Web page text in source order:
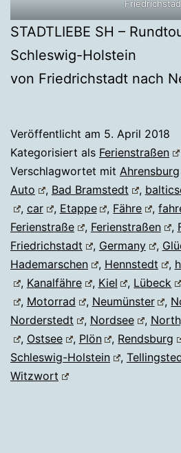
STADTLIEBE SH –
Schleswig-Holstein
von Friedrichstadt nach
Veröffentlicht am 5. April 2018
Kategorisiert als Ferienstraßen
Verschlagwortet mit Ahrensburg
Auto
, Bad Bramstedt ,
, car , Etappe , Fähre ,
Ferienstraße
, Ferienstraßen ,
Friedrichstadt
, Germany ,
Hademarschen
, Hennstedt ,
, Kanalfähre , Kiel , Lübeck
, Motorrad , Neumünster ,
Norderstedt
, Nordsee ,
, Ostsee , Plön , Rendsburg
Schleswig-Holstein
,
Witzwort